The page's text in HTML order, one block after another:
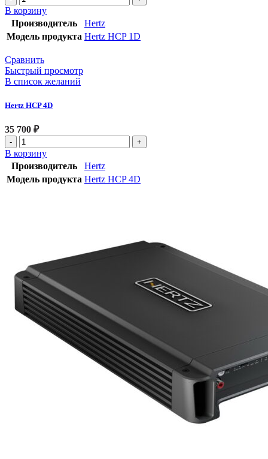
В корзину
Производитель
Hertz
Модель продукта Hertz HCP 1D
Сравнить
Быстрый просмотр
В список желаний
Hertz HCP 4D
35 700 ₽
В корзину
Производитель
Hertz
Модель продукта Hertz HCP 4D